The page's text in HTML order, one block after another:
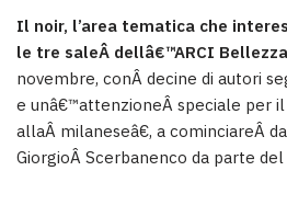
Il noir, l’area tematica che
le tre saleÂ dellâ€™ARCI Bellezza
novembre, conÂ decine di autori
e unâ€™attenzioneÂ speciale per
allaÂ milaneseâ€, a cominciareÂ
GiorgioÂ Scerbanenco da parte